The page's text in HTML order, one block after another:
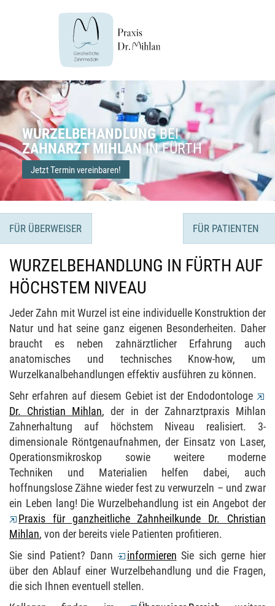
WURZELBEHANDLUNGBEI
ZAHNARZT MIHLANIN FÜRTH
Jetzt Termin vereinbaren!
FÜR ÜBERWEISER FÜR PATIENTEN
WURZELBEHANDLUNG IN FÜRTH AUF
HÖCHSTEM NIVEAU
JederZahn mit Wurzel ist eine individuelle Konstruktion der
Natur und hat seine ganz eigenen Besonderheiten. Daher
braucht es neben zahnärztlicher Erfahrung auch
anatomisches und technisches Know-how, um
Wurzelkanalbehandlungen effektiv ausführen zu können.
Sehr erfahren auf diesem Gebiet ist der Endodontologe
Dr. Christian Mihlan, der in der Zahnarztpraxis Mihlan
Zahnerhaltung auf höchstem Niveau realisiert. 3-
dimensionale Röntgenaufnahmen, der Einsatz von Laser,
Operationsmikroskop sowie weitere moderne
Techniken und Materialien helfen dabei, auch
hoffnungslose Zähne wieder fest zu verwurzeln – und zwar
ein Leben lang! Die Wurzelbehandlung ist ein Angebot der
Praxis für ganzheitliche Zahnheilkunde Dr. Christian
Mihlan, von der bereits viele Patienten profitieren.
Sie sind Patient? Dann
informieren Sie sich gerne hier
über den Ablauf einer Wurzelbehandlung und die Fragen,
die sich Ihnen eventuell stellen.